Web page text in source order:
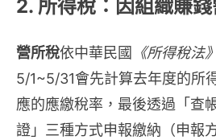
2. 所得稅：因組織賺
營所稅依中華民國 《所得稅法》
5/1~5/31會先計算去年度的所
應的應繳稅率，最後透過「查
證」三種方式申報繳納（申報